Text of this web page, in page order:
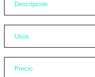
Descripción
Usos
Precio